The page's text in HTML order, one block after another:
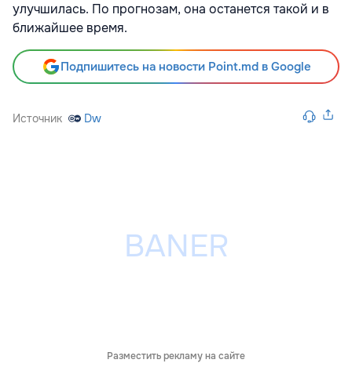
улучшилась. По прогнозам, она останется такой и в
ближайшее время.
Подпишитесь на новости Point.md в Google
Источник Dw
Разместить рекламу на сайте